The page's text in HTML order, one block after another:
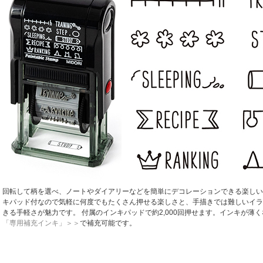
回転して柄を選べ、ノートやダイアリーなどを簡単にデコレーションできる楽し
キパッド付なので気軽に何度でもたくさん押せる楽しさと、手描きでは難しいイ
きる手軽さが魅力です。 付属のインキパッドで約2,000回押せます。インキが薄
「専用補充インキ」＞＞ で補充可能です。